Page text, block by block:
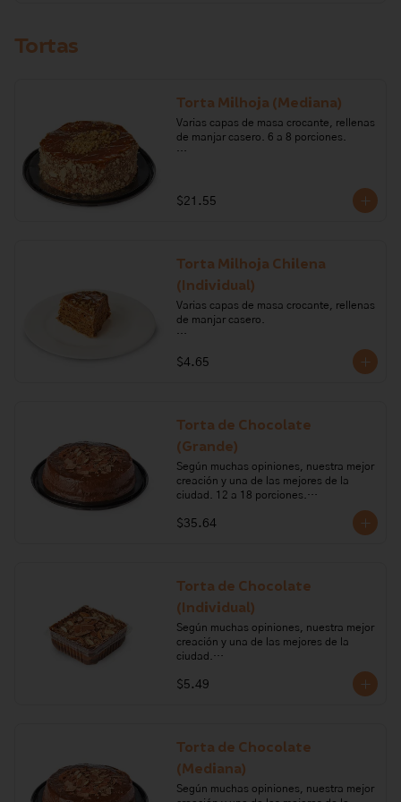
Tortas
Torta Milhoja (Mediana)
Varias capas de masa crocante, rellenas
de manjar casero. 6 a 8 porciones.
azúcar, bicarbonato de sodio,
carragenano, glucosa.
$21.55
Torta Milhoja Chilena
(Individual)
Varias capas de masa crocante, rellenas
de manjar casero.
Ingredientes: nueces, harina de trigo,
mantequilla, huevo, leche, sal, brandy,
Alérgenos: Leche, lactosa, huevo,
$4.65
Torta de Chocolate
(Grande)
Según muchas opiniones, nuestra mejor
creación y una de las mejores de la
ciudad. 12 a 18 porciones.
Ingredientes: Harina de trigo, cocoa,
aceite vegetal, limón, almendras, sal,
Alérgenos: lacteo, frutos secos, gluten,
huevo
$35.64
Torta de Chocolate
(Individual)
Según muchas opiniones, nuestra mejor
creación y una de las mejores de la
ciudad.
Ingredientes: Harina de trigo, cocoa,
aceite vegetal, limón, almendras, sal.
Alérgenos: lacteo, frutos secos, gluten,
huevo.
$5.49
Torta de Chocolate
(Mediana)
Según muchas opiniones, nuestra mejor